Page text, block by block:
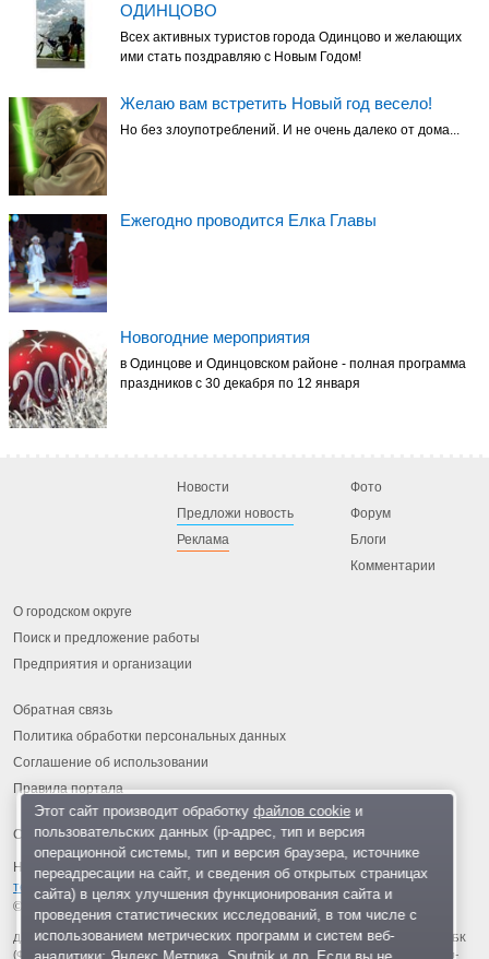
ОДИНЦОВО
Всех активных туристов города Одинцово и желающих
ими стать поздравляю с Новым Годом!
Желаю вам встретить Новый год весело!
Но без злоупотреблений. И не очень далеко от дома...
Ежегодно проводится Елка Главы
Новогодние мероприятия
в Одинцове и Одинцовском районе - полная программа
праздников с 30 декабря по 12 января
Новости
Предложи новость
Реклама
Фото
Форум
Блоги
Комментарии
О городском округе
Поиск и предложение работы
Предприятия и организации
Обратная связь
Политика обработки персональных данных
Соглашение об использовании
Правила портала
На информационном ресурсе применяются рекомендательные
технологии
© 2013-2026 «ОИНФО»,
сделано в Одинцово
Для читателей: В России признаны экстремистскими и запрещены организации ФБК
(Фонд борьбы с коррупцией, признан иноагентом), Штабы Навального, «Национал-
Этот сайт производит обработку файлов cookieи
пользовательских данных (ip-адрес, тип и версия
операционной системы, тип и версия браузера, источнике
переадресации на сайт, и сведения об открытых страницах
сайта) в целях улучшения функционирования сайта и
проведения статистических исследований, в том числе с
использованием метрических программ и систем веб-
аналитики: Яндекс.Метрика, Sputnik и др. Если вы не